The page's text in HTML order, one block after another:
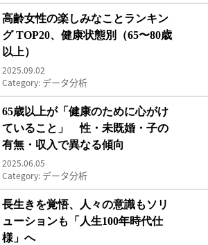
高齢女性の楽しみなことランキング TOP20、
高齢女性の楽しみなことランキン
グ TOP20、健康状態別（65〜80歳
以上）
2025.09.02
Category: データ分析
65歳以上が「健康のために心がけていること
65歳以上が「健康のために心がけ
ていること」 性・未既婚・子の
有無・収入で異なる傾向
2025.06.05
Category: データ分析
長生きを覚悟、人々の意識もソリューションも
長生きを覚悟、人々の意識もソリ
ューションも「人生100年時代仕
様」へ